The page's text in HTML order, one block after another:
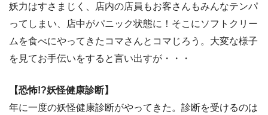
妖力はすさまじく、店内の店員もお客さんもみんなテンパ
ってしまい、店中がパニック状態に！そこにソフトクリー
ムを食べにやってきたコマさんとコマじろう。大変な様子
を見てお手伝いをすると言い出すが・・・
【恐怖!?妖怪健康診断】
年に一度の妖怪健康診断がやってきた。診断を受けるのは